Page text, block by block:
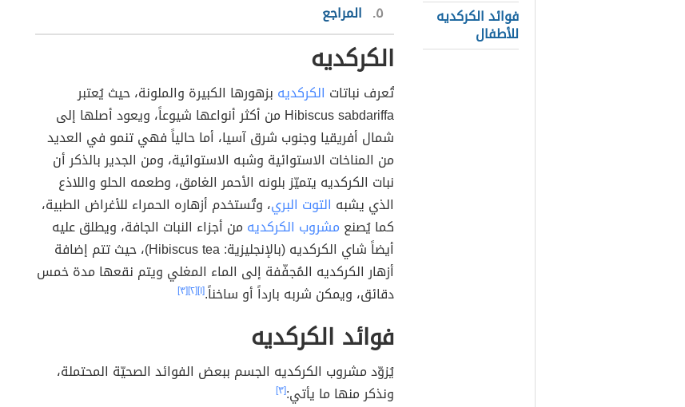
فوائد الكركديه
للأطفال
٥ المراجع
الكركديه
تُعرف نباتات الكركديه بزهورها الكبيرة والملونة، حيث يُعتبر
Hibiscus sabdariffa من أكثر أنواعها شيوعاً، ويعود أصلها إلى
شمال أفريقيا وجنوب شرق آسيا، أما حالياً فهي تنمو في العديد
من المناخات الاستوائية وشبه الاستوائية، ومن الجدير بالذكر أن
نبات الكركديه يتميّز بلونه الأحمر الغامق، وطعمه الحلو واللاذع
الذي يشبه التوت البري، وتُستخدم أزهاره الحمراء للأغراض الطبية،
كما يُصنع مشروب الكركديه من أجزاء النبات الجافة، ويطلق عليه
أيضاً شاي الكركديه (بالإنجليزية: Hibiscus tea)، حيث تتم إضافة
أزهار الكركديه المُجفّفة إلى الماء المغلي ويتم نقعها مدة خمس
دقائق، ويمكن شربه بارداً أو ساخناً.[١] [٢] [٣]
فوائد الكركديه
يُزوّد مشروب الكركديه الجسم ببعض الفوائد الصحيّة المحتملة،
ونذكر منها ما يأتي:[٣]